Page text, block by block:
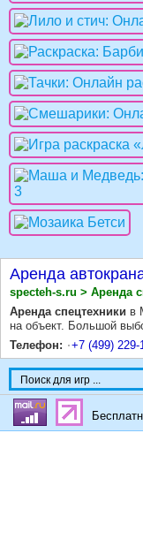
Аренда
specteh-s.ru > Аренда
Аренда спецтехники в
на объект. Большой
Телефон:
+7 (499) 229-